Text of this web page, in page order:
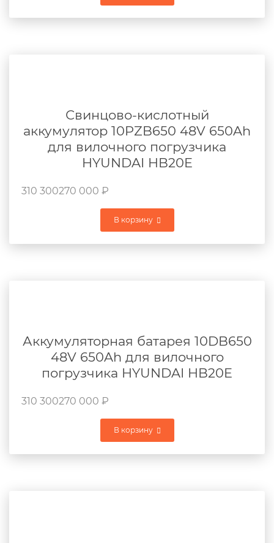
Свинцово-кислотный
аккумулятор 10PZB650 48V 650Ah
для вилочного погрузчика
HYUNDAI HB20E
310 300270 000 ₽
В корзину
Аккумуляторная батарея 10DB650
48V 650Ah для вилочного
погрузчика HYUNDAI HB20E
310 300270 000 ₽
В корзину